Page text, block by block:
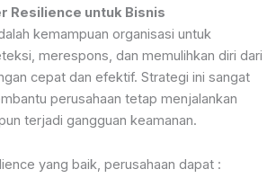
Resilience untuk Bisnis
kemampuan organisasi untuk
merespons, dan memulihkan diri dari
cepat dan efektif. Strategi ini sangat
perusahaan tetap menjalankan
terjadi gangguan keamanan.
yang baik, perusahaan dapat :